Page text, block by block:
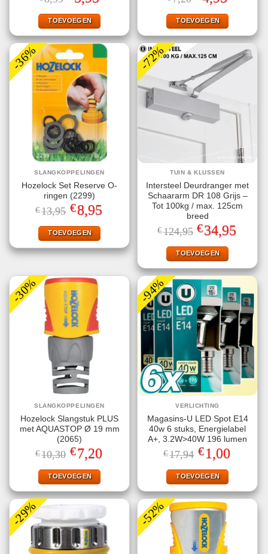
prijs
was:
€8,99.
is:
€5,95.
TOEVOEGEN
prijs
was:
€7,20.
is:
€4,95.
TOEVOEGEN
-36%
SLANGKOPPELINGEN
Hozelock Set Reserve O-
ringen (2299)
€13,95 Oorspronkelijke
prijs
was:
€13,95.
€8,95prijs
TOEVOEGEN
-72%
TUIN & KLUSSEN
Intersteel Deurdranger met
Schaararm DR 108 Grijs –
Tot 100kg / max. 125cm
breed
€124,95 Oorspronkelijke
prijs
was:
€124,95.
€34,95
TOEVOEGEN
-30%
SLANGKOPPELINGEN
Hozelock Slangstuk PLUS
met AQUASTOP Ø 19 mm
(2065)
€10,30 Oorspronkelijke
prijs
was:
€10,30.
€7,20Huidige
prijs
TOEVOEGEN
-94%
VERLICHTING
Magasins-U LED Spot E14
40w 6 stuks, Energielabel
A+, 3.2W>40W 196 lumen
€17,94 Oorspronkelijke
prijs
was:
€17,94.
€1,00Huidige
prijs
TOEVOEGEN
-29% -52%